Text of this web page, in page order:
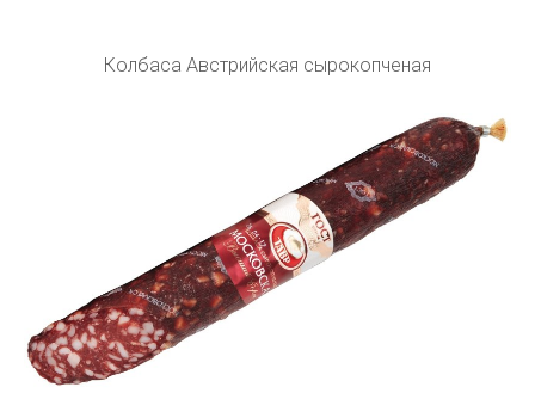
Колбаса Австрийская сырокопченая